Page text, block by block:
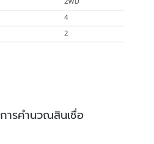
4
2
การคำนวณสินเชื่อ